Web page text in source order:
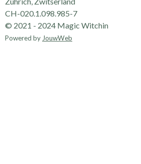
CH-020.1.098.985-7
© 2021 - 2024 Magic Witchin
Powered by JouwWeb